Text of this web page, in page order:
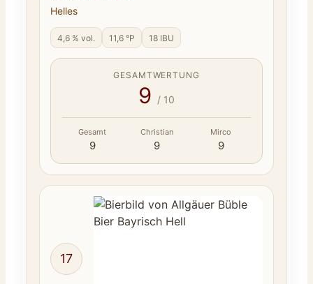
Helles
4,6 % vol. 11,6 °P 18 IBU
GESAMTWERTUNG
9 / 10
Gesamt
9
Christian
9
Mirco
9
17